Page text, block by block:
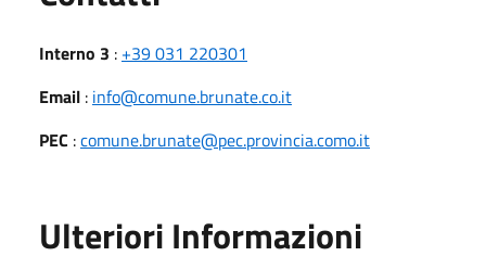
Interno 3 : +39 031 220301
Email : info@comune.brunate.co.it
PEC :comune.brunate@pec.provincia.como.it
Ulteriori Informazioni